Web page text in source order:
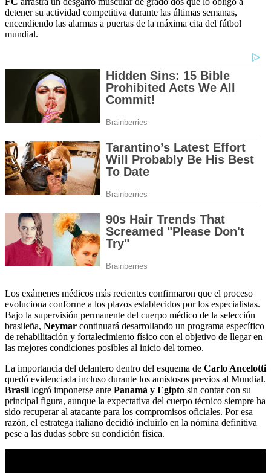
detener su actividad competitiva durante las últimas semanas,
encendiendo las alarmas a puertas de la máxima cita del fútbol
mundial.
Los exámenes médicos más recientes confirmaron que el proceso
evoluciona conforme a los plazos establecidos por los especialistas.
Bajo la supervisión permanente del cuerpo médico de la selección
brasileña, Neymar continuará desarrollando un programa específico
de rehabilitación y fortalecimiento físico con el objetivo de llegar en
las mejores condiciones posibles al inicio del torneo.
La importancia del delantero dentro del esquema de Carlo Ancelotti
quedó evidenciada incluso durante los amistosos previos al Mundial.
Brasil logró imponerse ante Panamá y Egipto sin contar con su
principal figura, aunque la expectativa del cuerpo técnico siempre ha
sido recuperar al atacante para los compromisos oficiales. Por esa
razón, el estratega italiano decidió incluirlo en la nómina definitiva
pese a las dudas sobre su condición física.